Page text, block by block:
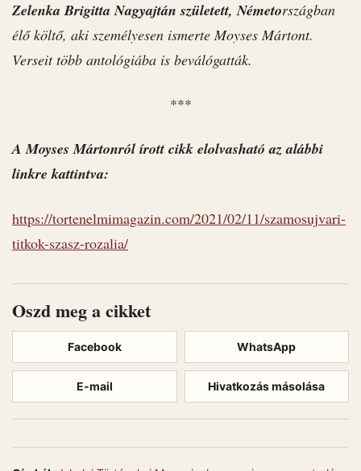
Zelenka Brigitta Nagyajtán született, Németországban
élő költő, aki személyesen ismerte Moyses Mártont.
Verseit több antológiába is beválógatták.
***
A Moyses Mártonról írott cikk elolvasható az alábbi
linkre kattintva:
https://tortenelmimagazin.com/2021/02/11/szamosujvari-
titkok-szasz-rozalia/
Oszd meg a cikket
Facebook WhatsApp
E-mail Hivatkozás másolása